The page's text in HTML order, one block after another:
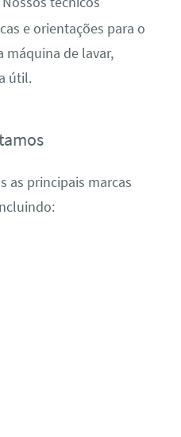
e orientações para o
máquina de lavar,
útil.
as principais marcas